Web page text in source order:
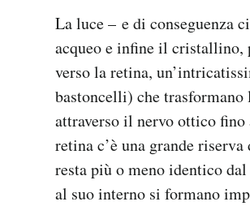
La luce – e di conseguenza
acqueo e infine il cristallino,
verso la retina,
bastoncelli) che
attraverso il nervo ottico
retina c’è una grande
resta più o meno identico
al suo interno si formano